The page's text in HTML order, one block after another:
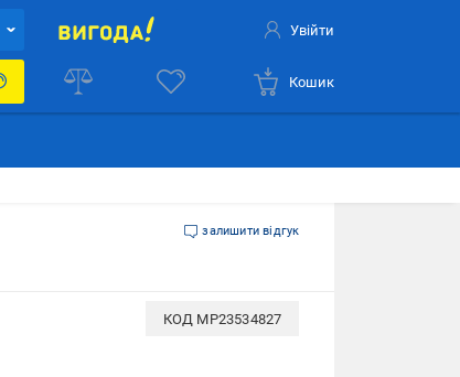
Увійти
Кошик
залишити відгук
КОД MP23534827